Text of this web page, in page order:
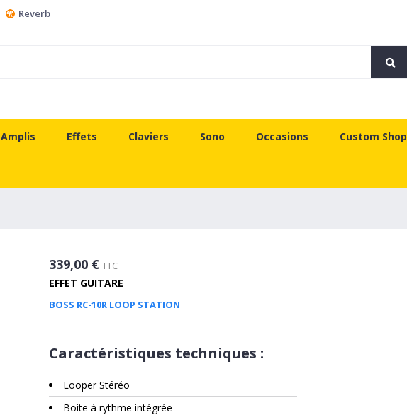
Reverb
Amplis Effets Claviers Sono Occasions Custom Shop
339,00 € TTC
EFFET GUITARE
BOSS RC-10R LOOP STATION
Caractéristiques techniques :
Looper Stéréo
Boite à rythme intégrée